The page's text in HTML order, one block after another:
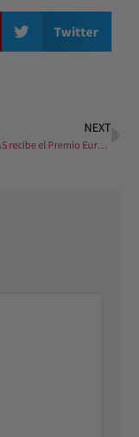
Twitter
NEXT
UVAS FRESCAS recibe el Premio Europeo a la Gestión e Innovación Empresarial 2019